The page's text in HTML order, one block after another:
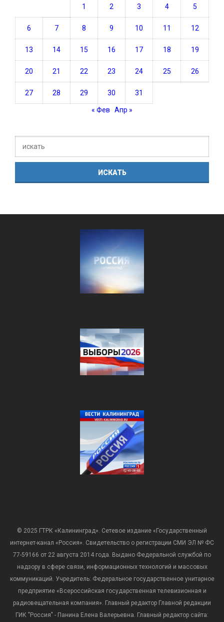
1 2 3 4 5
6 7 8 9 10 11 12
13 14 15 16 17 18 19
20 21 22 23 24 25 26
27 28 29 30 31
« Фев Апр »
© 2025 ГТРК «Калининград». Сетевое издание «Государственный
интернет-канал «Россия». Свидетельство о регистрации СМИ ЭЛ № ФС
77-59166 от 22 августа 2014 года. Выдано Федеральной службой по
надзору в сфере связи, информационных технологий и массовых
коммуникаций. Учредитель: Федеральное государственное унитарное
предприятие «Всероссийская государственная телевизионная и
радиовещательная компания». Главный редактор Главной редакции
ГИК "Россия" - Панина Елена Валерьевна. Главный редактор сайта: